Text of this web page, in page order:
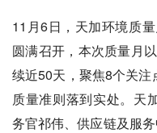
11月6日，天加环境质
圆满召开，本次质量月
续近50天，聚焦8个关注
质量准则落到实处。天
务官祁伟、供应链及服